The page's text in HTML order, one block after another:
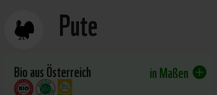
Pute
Bio aus Österreich in Maßen